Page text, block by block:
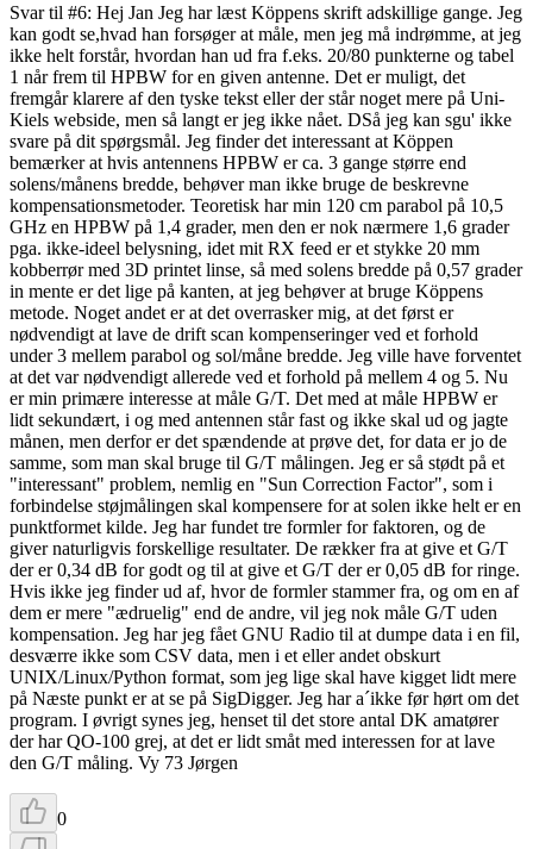
Svar til #6: Hej Jan Jeg har læst Köppens skrift adskillige gange. Jeg
kan godt se,hvad han forsøger at måle, men jeg må indrømme, at jeg
ikke helt forstår, hvordan han ud fra f.eks. 20/80 punkterne og tabel
1 når frem til HPBW for en given antenne. Det er muligt, det
fremgår klarere af den tyske tekst eller der står noget mere på Uni-
Kiels webside, men så langt er jeg ikke nået. DSå jeg kan sgu' ikke
svare på dit spørgsmål. Jeg finder det interessant at Köppen
bemærker at hvis antennens HPBW er ca. 3 gange større end
solens/månens bredde, behøver man ikke bruge de beskrevne
kompensationsmetoder. Teoretisk har min 120 cm parabol på 10,5
GHz en HPBW på 1,4 grader, men den er nok nærmere 1,6 grader
pga. ikke-ideel belysning, idet mit RX feed er et stykke 20 mm
kobberrør med 3D printet linse, så med solens bredde på 0,57 grader
in mente er det lige på kanten, at jeg behøver at bruge Köppens
metode. Noget andet er at det overrasker mig, at det først er
nødvendigt at lave de drift scan kompenseringer ved et forhold
under 3 mellem parabol og sol/måne bredde. Jeg ville have forventet
at det var nødvendigt allerede ved et forhold på mellem 4 og 5. Nu
er min primære interesse at måle G/T. Det med at måle HPBW er
lidt sekundært, i og med antennen står fast og ikke skal ud og jagte
månen, men derfor er det spændende at prøve det, for data er jo de
samme, som man skal bruge til G/T målingen. Jeg er så stødt på et
"interessant" problem, nemlig en "Sun Correction Factor", som i
forbindelse støjmålingen skal kompensere for at solen ikke helt er en
punktformet kilde. Jeg har fundet tre formler for faktoren, og de
giver naturligvis forskellige resultater. De rækker fra at give et G/T
der er 0,34 dB for godt og til at give et G/T der er 0,05 dB for ringe.
Hvis ikke jeg finder ud af, hvor de formler stammer fra, og om en af
dem er mere "ædruelig" end de andre, vil jeg nok måle G/T uden
kompensation. Jeg har jeg fået GNU Radio til at dumpe data i en fil,
desværre ikke som CSV data, men i et eller andet obskurt
UNIX/Linux/Python format, som jeg lige skal have kigget lidt mere
på Næste punkt er at se på SigDigger. Jeg har a´ikke før hørt om det
program. I øvrigt synes jeg, henset til det store antal DK amatører
der har QO-100 grej, at det er lidt småt med interessen for at lave
den G/T måling. Vy 73 Jørgen
0